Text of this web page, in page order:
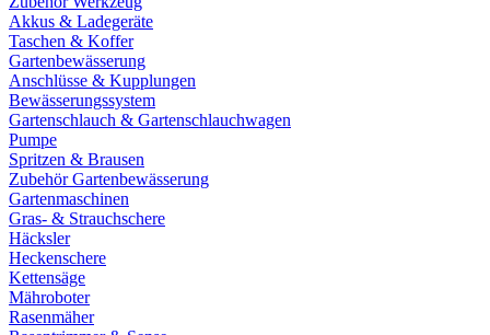
Akkus & Ladegeräte
Taschen & Koffer
Gartenbewässerung
Anschlüsse & Kupplungen
Bewässerungssystem
Gartenschlauch & Gartenschlauchwagen
Pumpe
Spritzen & Brausen
Zubehör Gartenbewässerung
Gartenmaschinen
Gras- & Strauchschere
Häcksler
Heckenschere
Kettensäge
Mähroboter
Rasenmäher